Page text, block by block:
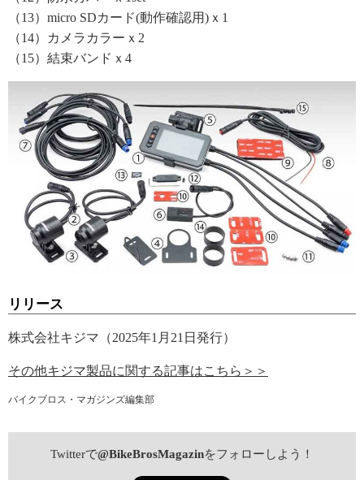
（13）micro SDカード(動作確認用)ｘ1
（14）カメラカラーｘ2
（15）結束バンドｘ4
リリース
株式会社キジマ（2025年1月21日発行）
その他キジマ製品に関する記事はこちら＞＞
バイクブロス・マガジンズ編集部
Twitterで@BikeBrosMagazinをフォローしよう！